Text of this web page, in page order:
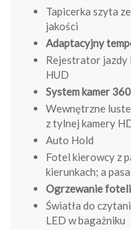
Tapicerka szyta
jakości
Adaptacyjny
Rejestrator jazdy
HUD
System kamer
Wewnętrzne
z tylnej kamery
Auto Hold
Fotel kierowcy z
kierunkach; a
Ogrzewanie
Światła do
LED w bagażniku